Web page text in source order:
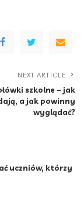
NEXT ARTICLE
szkolne – jak
a jak powinny
wyglądać?
uczniów, którzy